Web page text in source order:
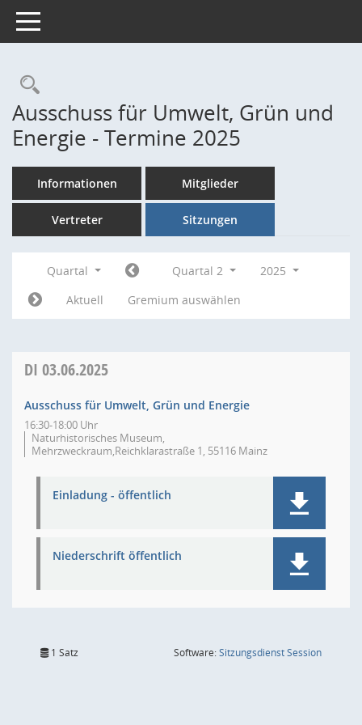
Toggle navigation
Rechercheauswahl
Ausschuss für Umwelt, Grün und
Energie - Termine 2025
Informationen Mitglieder
Vertreter Sitzungen
Quartal Quartal 2
2025
Aktuell
Gremium auswählen
DI 03.06.2025
Ausschuss für Umwelt, Grün und Energie
16:30-18:00 Uhr
Naturhistorisches Museum,
Mehrzweckraum,Reichklarastraße 1, 55116 Mainz
Einladung - öffentlich
Niederschrift öffentlich
1 Satz Software:SitzungsdienstSession(Wird in